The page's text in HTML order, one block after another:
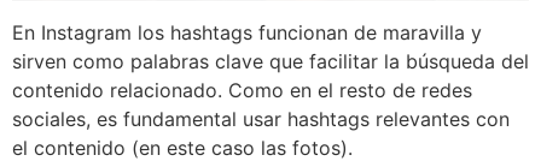
En Instagram los hashtags funcionan de maravilla y
sirven como palabras clave que facilitar la búsqueda del
contenido relacionado. Como en el resto de redes
sociales, es fundamental usar hashtags relevantes con
el contenido (en este caso las fotos).